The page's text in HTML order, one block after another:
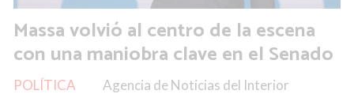
Massa volvió al centro de la escena
con una maniobra clave en el Senado
Agencia de Noticias del Interior
POLÍTICA